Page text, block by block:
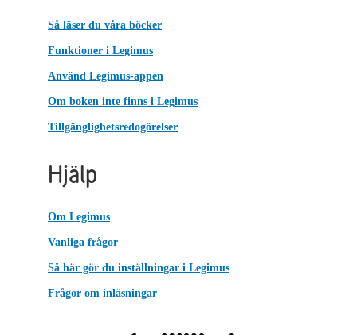
Så läser du våra böcker
Funktioner i Legimus
Använd Legimus-appen
Om boken inte finns i Legimus
Tillgänglighetsredogörelser
Hjälp
Om Legimus
Vanliga frågor
Så här gör du inställningar i Legimus
Frågor om inläsningar